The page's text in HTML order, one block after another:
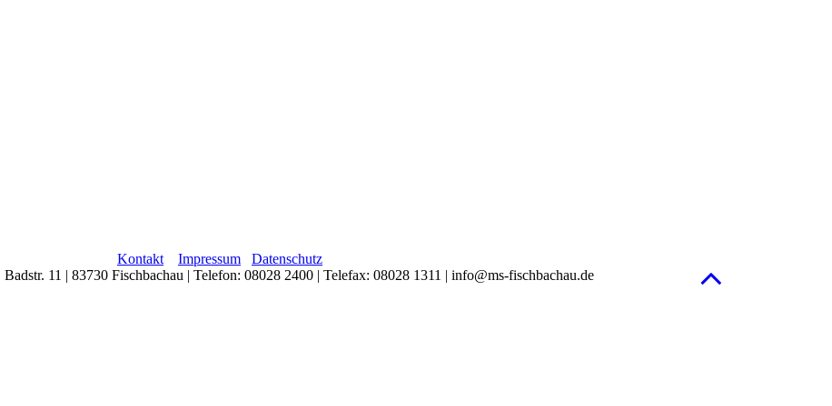
Kontakt Impressum
Datenschutz
11 | 83730 Fischbachau | Telefon: 08028 2400 | Telefax: 08028 1311 | info@ms-fischbachau.de